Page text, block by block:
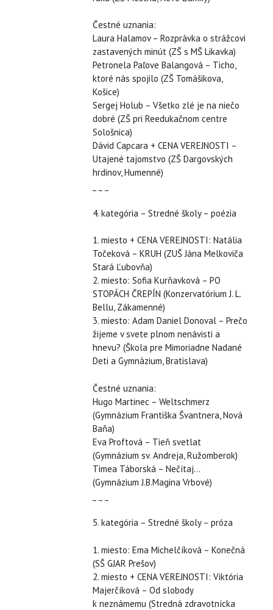
Čestné uznania:
Laura Halamov – Rozprávka o strážcovi
zastavených minút (ZŠ s MŠ Likavka)
Petronela Paľove Balangová – Ticho,
ktoré nás spojilo (ZŠ Tomášikova,
Košice)
Sergej Holub – Všetko zlé je na niečo
dobré (ZŠ pri Reedukačnom centre
Sološnica)
Dávid Capcara + CENA VEREJNOSTI –
Utajené tajomstvo (ZŠ Dargovských
hrdinov, Humenné)
4. kategória – Stredné školy – poézia
1. miesto + CENA VEREJNOSTI: Natália
Točeková – KRUH (ZUŠ Jána Melkoviča
Stará Ľubovňa)
2. miesto: Sofia Kurňavková – PO
STOPÁCH ČREPÍN (Konzervatórium J. L.
Bellu, Zákamenné)
3. miesto: Adam Daniel Donoval – Prečo
žijeme v svete plnom nenávisti a
hnevu? (Škola pre Mimoriadne Nadané
Deti a Gymnázium, Bratislava)
Čestné uznania:
Hugo Martinec – Weltschmerz
(Gymnázium Františka Švantnera, Nová
Baňa)
Eva Proftová – Tieň svetlat
(Gymnázium sv. Andreja, Ružomberok)
Timea Táborská – Nečítaj…
(Gymnázium J.B.Magina Vrbové)
5. kategória – Stredné školy – próza
1. miesto: Ema Michelčíková – Konečná
(SŠ GJAR Prešov)
2. miesto + CENA VEREJNOSTI: Viktória
Majerčíková – Od slobody
k neznámemu (Stredná zdravotnícka